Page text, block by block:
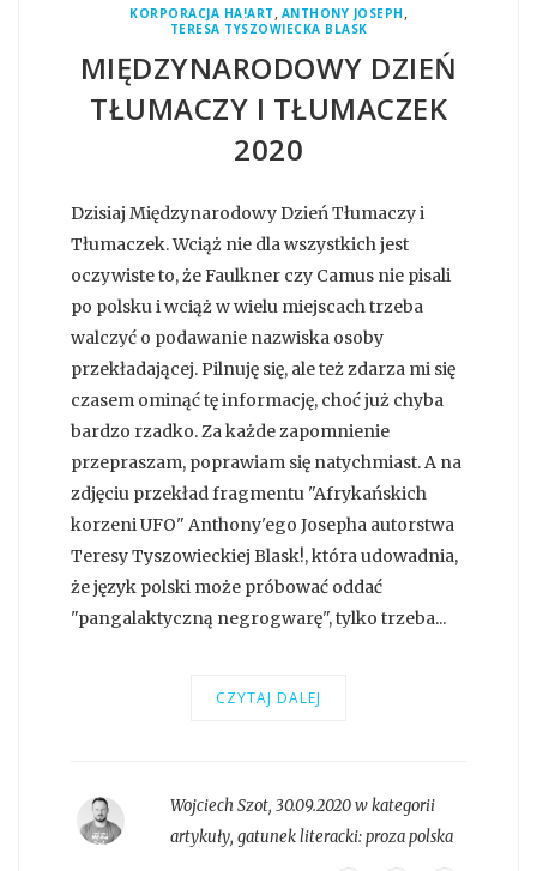
KORPORACJA HA!ART , ANTHONY JOSEPH ,
TERESA TYSZOWIECKA BLASK
MIĘDZYNARODOWY DZIEŃ
TŁUMACZY I TŁUMACZEK
2020
Dzisiaj Międzynarodowy Dzień Tłumaczy i
Tłumaczek. Wciąż nie dla wszystkich jest
oczywiste to, że Faulkner czy Camus nie pisali
po polsku i wciąż w wielu miejscach trzeba
walczyć o podawanie nazwiska osoby
przekładającej. Pilnuję się, ale też zdarza mi się
czasem ominąć tę informację, choć już chyba
bardzo rzadko. Za każde zapomnienie
przepraszam, poprawiam się natychmiast. A na
zdjęciu przekład fragmentu "Afrykańskich
korzeni UFO" Anthony'ego Josepha autorstwa
Teresy Tyszowieckiej Blask!, która udowadnia,
że język polski może próbować oddać
"pangalaktyczną negrogwarę", tylko trzeba...
CZYTAJ DALEJ
Wojciech Szot, 30.09.2020 w kategorii
artykuły, gatunek literacki:proza polska